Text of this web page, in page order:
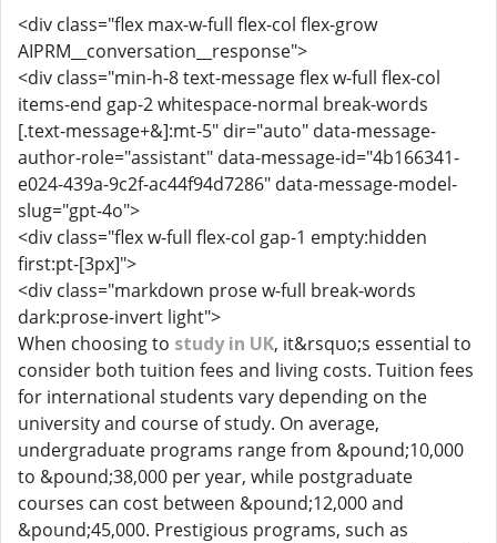
<div class="flex max-w-full flex-col flex-grow
AIPRM__conversation__response">
<div class="min-h-8 text-message flex w-full flex-col
items-end gap-2 whitespace-normal break-words
[.text-message+&]:mt-5" dir="auto" data-message-
author-role="assistant" data-message-id="4b166341-
e024-439a-9c2f-ac44f94d7286" data-message-model-
slug="gpt-4o">
<div class="flex w-full flex-col gap-1 empty:hidden
first:pt-[3px]">
<div class="markdown prose w-full break-words
dark:prose-invert light">
When choosing to study in UK, it&rsquo;s essential to
consider both tuition fees and living costs. Tuition fees
for international students vary depending on the
university and course of study. On average,
undergraduate programs range from &pound;10,000
to &pound;38,000 per year, while postgraduate
courses can cost between &pound;12,000 and
&pound;45,000. Prestigious programs, such as